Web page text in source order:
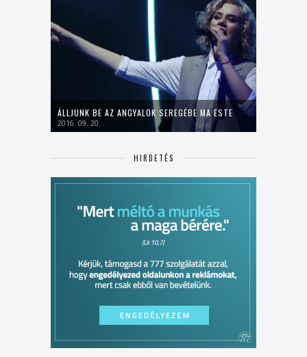
ÁLLJUNK BE AZ ANGYALOK SEREGÉBE MA ESTE
2016. 09. 20.
HIRDETÉS